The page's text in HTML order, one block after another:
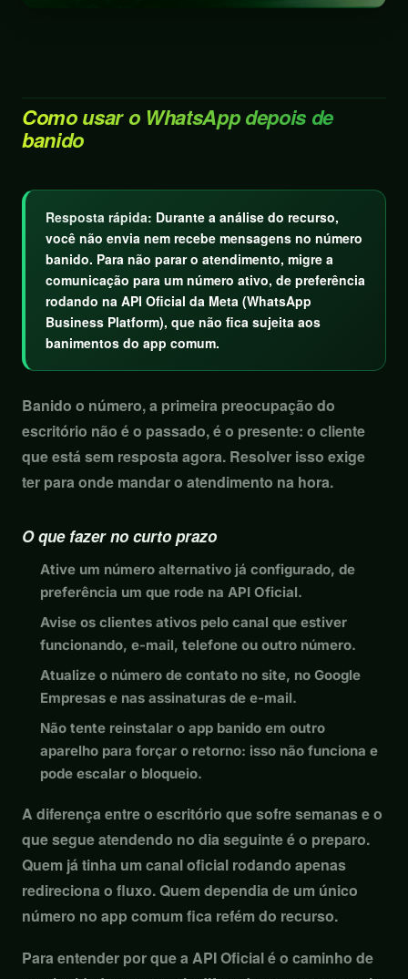
Como usar o WhatsApp depois de
banido
Resposta rápida: Durante a análise do recurso,
você não envia nem recebe mensagens no número
banido. Para não parar o atendimento, migre a
comunicação para um número ativo, de preferência
rodando na API Oficial da Meta (WhatsApp
Business Platform), que não fica sujeita aos
banimentos do app comum.
Banido o número, a primeira preocupação do
escritório não é o passado, é o presente: o cliente
que está sem resposta agora. Resolver isso exige
ter para onde mandar o atendimento na hora.
O que fazer no curto prazo
Ative um número alternativo já configurado, de
preferência um que rode na API Oficial.
Avise os clientes ativos pelo canal que estiver
funcionando, e-mail, telefone ou outro número.
Atualize o número de contato no site, no Google
Empresas e nas assinaturas de e-mail.
Não tente reinstalar o app banido em outro
aparelho para forçar o retorno: isso não funciona e
pode escalar o bloqueio.
A diferença entre o escritório que sofre semanas e o
que segue atendendo no dia seguinte é o preparo.
Quem já tinha um canal oficial rodando apenas
redireciona o fluxo. Quem dependia de um único
número no app comum fica refém do recurso.
Para entender por que a API Oficial é o caminho de